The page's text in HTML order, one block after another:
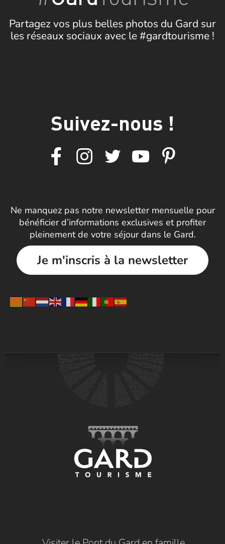
Partagez vos plus belles photos du Gard sur
les réseaux sociaux avec le #gardtourisme !
Suivez-nous !
Ne manquez pas notre newsletter mensuelle pour
bénéficier d’informations exclusives et profiter
pleinement de votre séjour dans le Gard.
Je m'inscris à la newsletter